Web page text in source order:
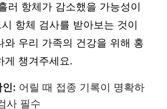
러 항체가 감소했을 가능성이
항체 검사를 받아보는 것이
와 우리 가족의 건강을 위해 홍
게 챙겨주세요.
인: 어릴 때 접종 기록이 명확하
사 필수